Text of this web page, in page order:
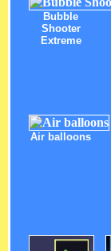
Bubble
Shooter
Extreme
Air balloons